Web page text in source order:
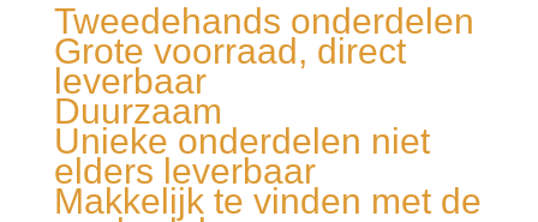
Tweedehands onderdelen
Grote voorraad, direct
leverbaar
Duurzaam
Unieke onderdelen niet
elders leverbaar
Makkelijk te vinden met de